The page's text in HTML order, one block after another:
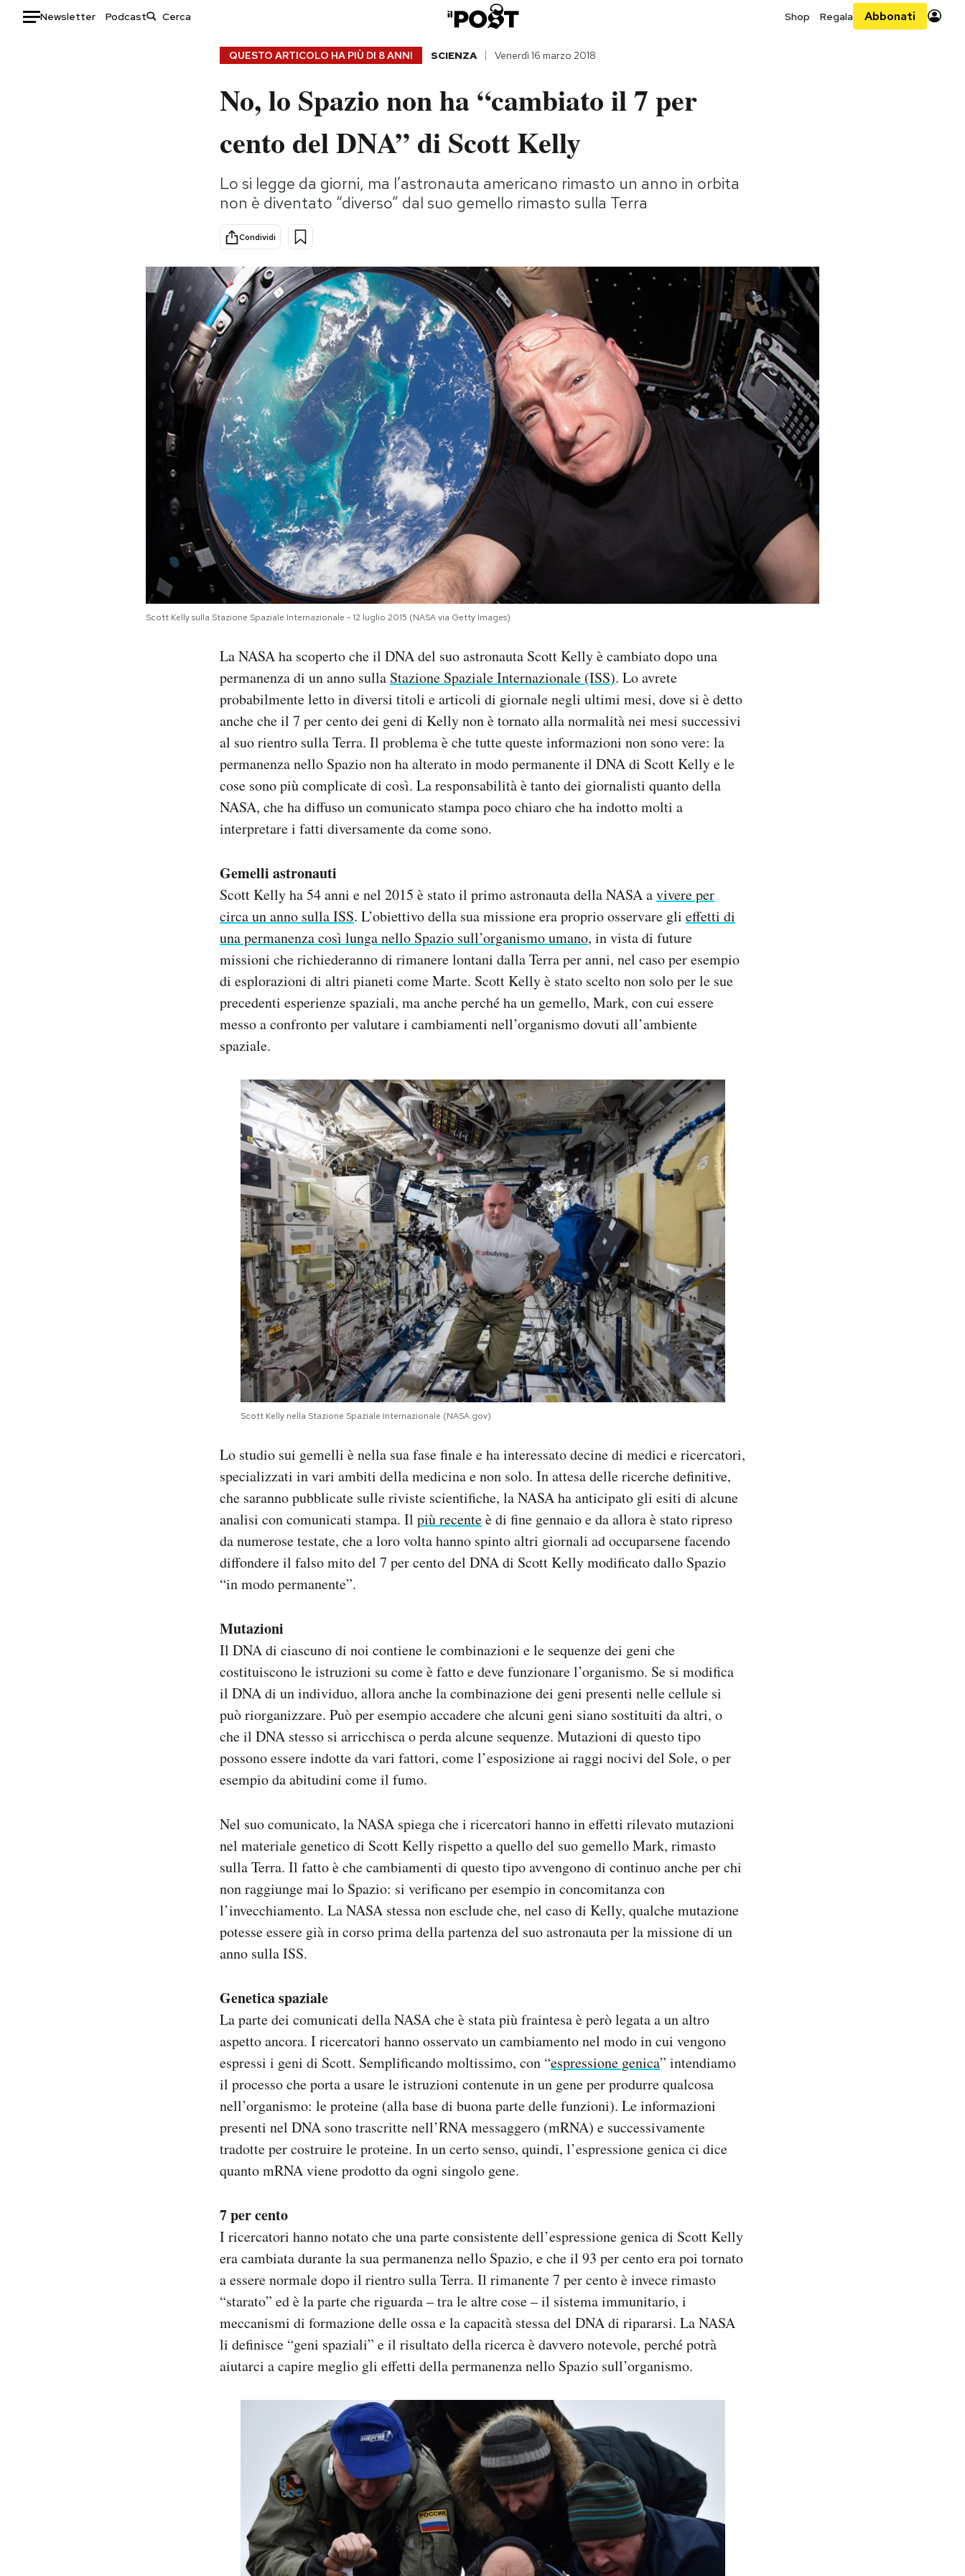
Newsletter Podcast Shop Regala Abbonati
Storie/Idee
Ok Boomer!
Altrecose
Mondiali calcio 2026
QUESTO ARTICOLO HA PIÙ DI 8 ANNI SCIENZA Venerdì 16 marzo 2018
No, lo Spazio non ha “cambiato il 7 per
cento del DNA” di Scott Kelly
Lo si legge da giorni, ma l’astronauta americano rimasto un anno in orbita
non è diventato “diverso” dal suo gemello rimasto sulla Terra
Condividi
Scott Kelly sulla Stazione Spaziale Internazionale - 12 luglio 2015 (NASA via Getty Images)
La NASA ha scoperto che il DNA del suo astronauta Scott Kelly è cambiato dopo una
permanenza di un anno sulla Stazione Spaziale Internazionale (ISS). Lo avrete
probabilmente letto in diversi titoli e articoli di giornale negli ultimi mesi, dove si è detto
anche che il 7 per cento dei geni di Kelly non è tornato alla normalità nei mesi successivi
al suo rientro sulla Terra. Il problema è che tutte queste informazioni non sono vere: la
permanenza nello Spazio non ha alterato in modo permanente il DNA di Scott Kelly e le
cose sono più complicate di così. La responsabilità è tanto dei giornalisti quanto della
NASA, che ha diffuso un comunicato stampa poco chiaro che ha indotto molti a
interpretare i fatti diversamente da come sono.
Gemelli astronauti
Scott Kelly ha 54 anni e nel 2015 è stato il primo astronauta della NASA avivere per
circa un anno sulla ISS. L’obiettivo della sua missione era proprio osservare gli effetti di
una permanenza così lunga nello Spazio sull’organismo umano, in vista di future
missioni che richiederanno di rimanere lontani dalla Terra per anni, nel caso per esempio
di esplorazioni di altri pianeti come Marte. Scott Kelly è stato scelto non solo per le sue
precedenti esperienze spaziali, ma anche perché ha un gemello, Mark, con cui essere
messo a confronto per valutare i cambiamenti nell’organismo dovuti all’ambiente
spaziale.
Scott Kelly nella Stazione Spaziale Internazionale (NASA.gov)
Lo studio sui gemelli è nella sua fase finale e ha interessato decine di medici e ricercatori,
specializzati in vari ambiti della medicina e non solo. In attesa delle ricerche definitive,
che saranno pubblicate sulle riviste scientifiche, la NASA ha anticipato gli esiti di alcune
analisi con comunicati stampa. Il più recenteè di fine gennaio e da allora è stato ripreso
da numerose testate, che a loro volta hanno spinto altri giornali ad occuparsene facendo
diffondere il falso mito del 7 per cento del DNA di Scott Kelly modificato dallo Spazio
“in modo permanente”.
Mutazioni
Il DNA di ciascuno di noi contiene le combinazioni e le sequenze dei geni che
costituiscono le istruzioni su come è fatto e deve funzionare l’organismo. Se si modifica
il DNA di un individuo, allora anche la combinazione dei geni presenti nelle cellule si
può riorganizzare. Può per esempio accadere che alcuni geni siano sostituiti da altri, o
che il DNA stesso si arricchisca o perda alcune sequenze. Mutazioni di questo tipo
possono essere indotte da vari fattori, come l’esposizione ai raggi nocivi del Sole, o per
esempio da abitudini come il fumo.
Nel suo comunicato, la NASA spiega che i ricercatori hanno in effetti rilevato mutazioni
nel materiale genetico di Scott Kelly rispetto a quello del suo gemello Mark, rimasto
sulla Terra. Il fatto è che cambiamenti di questo tipo avvengono di continuo anche per chi
non raggiunge mai lo Spazio: si verificano per esempio in concomitanza con
l’invecchiamento. La NASA stessa non esclude che, nel caso di Kelly, qualche mutazione
potesse essere già in corso prima della partenza del suo astronauta per la missione di un
anno sulla ISS.
Genetica spaziale
La parte dei comunicati della NASA che è stata più fraintesa è però legata a un altro
aspetto ancora. I ricercatori hanno osservato un cambiamento nel modo in cui vengono
espressi i geni di Scott. Semplificando moltissimo, con “espressione genica” intendiamo
il processo che porta a usare le istruzioni contenute in un gene per produrre qualcosa
nell’organismo: le proteine (alla base di buona parte delle funzioni). Le informazioni
presenti nel DNA sono trascritte nell’RNA messaggero (mRNA) e successivamente
tradotte per costruire le proteine. In un certo senso, quindi, l’espressione genica ci dice
quanto mRNA viene prodotto da ogni singolo gene.
7 per cento
I ricercatori hanno notato che una parte consistente dell’espressione genica di Scott Kelly
era cambiata durante la sua permanenza nello Spazio, e che il 93 per cento era poi tornato
a essere normale dopo il rientro sulla Terra. Il rimanente 7 per cento è invece rimasto
“starato” ed è la parte che riguarda – tra le altre cose – il sistema immunitario, i
meccanismi di formazione delle ossa e la capacità stessa del DNA di ripararsi. La NASA
li definisce “geni spaziali” e il risultato della ricerca è davvero notevole, perché potrà
aiutarci a capire meglio gli effetti della permanenza nello Spazio sull’organismo.